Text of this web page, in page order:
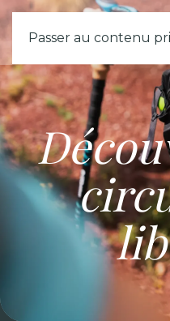
Passer au contenu